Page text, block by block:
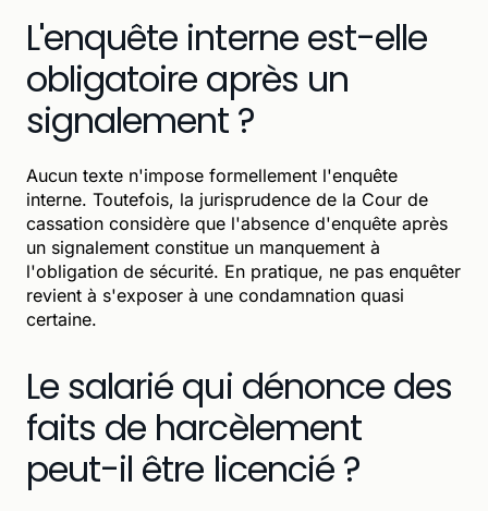
L'enquête interne est-elle
obligatoire après un
signalement ?
Aucun texte n'impose formellement l'enquête
interne. Toutefois, la jurisprudence de la Cour de
cassation considère que l'absence d'enquête après
un signalement constitue un manquement à
l'obligation de sécurité. En pratique, ne pas enquêter
revient à s'exposer à une condamnation quasi
certaine.
Le salarié qui dénonce des
faits de harcèlement
peut-il être licencié ?